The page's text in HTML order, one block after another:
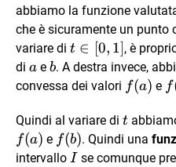
abbiamo la funzione
che è sicuramente un punto
variare di t
\in
[0,1]
t ∈ [0, 1], è
di a
a e b
b. A destra invece,
convessa dei valori f(a)
f(a) e f
Quindi al variare di t
t
f(a) e f(b)
f(b). Quindi una
intervallo I
Ise comunque